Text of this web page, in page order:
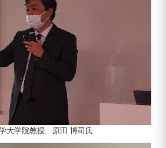
大学院教授 原田 博司氏